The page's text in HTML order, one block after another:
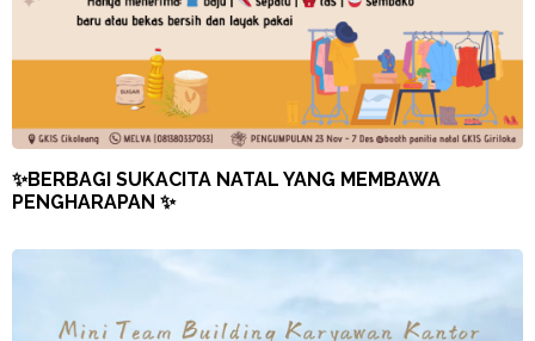
✨BERBAGI SUKACITA NATAL YANG MEMBAWA
PENGHARAPAN ✨